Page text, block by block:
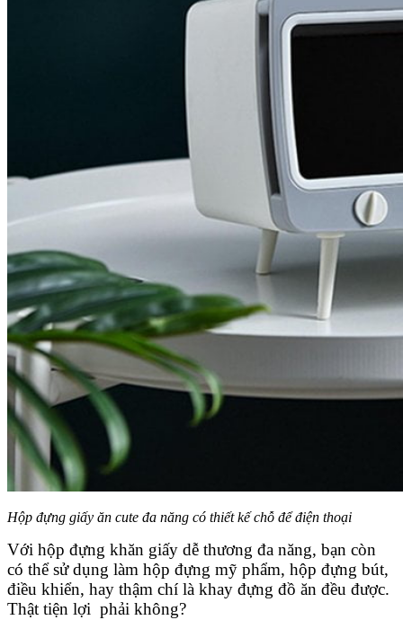
Hộp đựng giấy ăn cute đa năng có thiết kế chỗ để điện thoại
Với hộp đựng khăn giấy dễ thương đa năng, bạn còn
có thể sử dụng làm hộp đựng mỹ phẩm, hộp đựng bút,
điều khiển, hay thậm chí là khay đựng đồ ăn đều được.
Thật tiện lợi phải không?